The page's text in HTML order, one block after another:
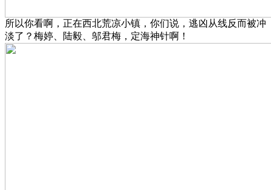
所以你看啊，正在西北荒凉小镇，你们说，逃凶从线反而被冲
淡了？梅婷、陆毅、邬君梅，定海神针啊！